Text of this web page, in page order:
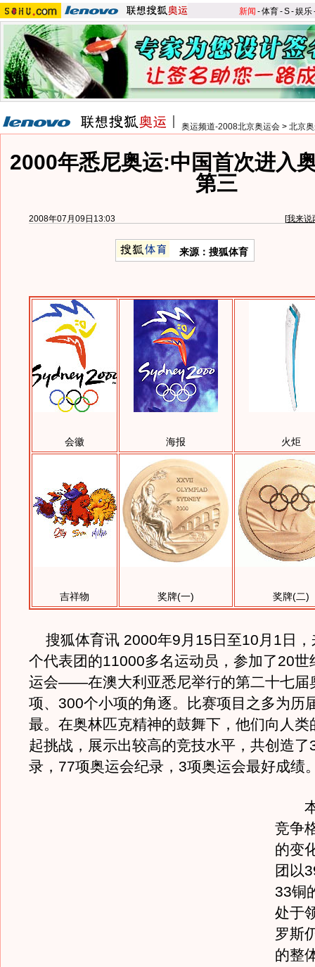
新闻 -体育-S-娱乐
奥运频道-2008北京奥运会 > 北京
2000年悉尼奥运:中国首次进入
第三
2008年07月09日13:03 [我来说
来源：搜狐体育
会徽 海报 火炬
吉祥物 奖牌(一) 奖牌(二)
搜狐体育讯 2000年9月15日至10月1日，
个代表团的11000多名运动员，参加了20世
运会——在澳大利亚悉尼举行的第二十七届
项、300个小项的角逐。比赛项目之多为历
最。在奥林匹克精神的鼓舞下，他们向人类
起挑战，展示出较高的竞技水平，共创造了
录，77项奥运会纪录，3项奥运会最好成绩
本
竞争
的变
团以
33铜
处于
罗斯
的整